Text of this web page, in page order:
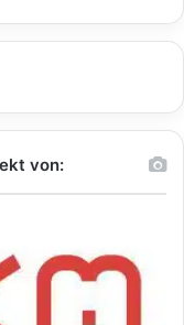
von: